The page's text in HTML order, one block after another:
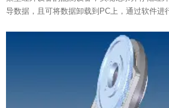
导数据，且可将数据卸载到PC上，通过软件进